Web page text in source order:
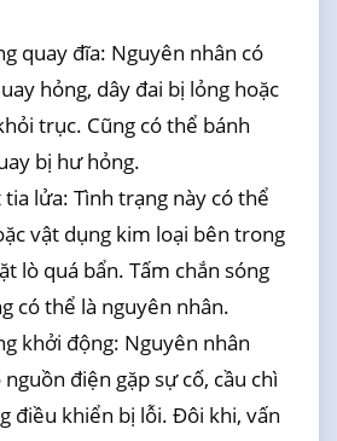
quay đĩa: Nguyên nhân có
hỏng, dây đai bị lỏng hoặc
trục. Cũng có thể bánh
bị hư hỏng.
lửa: Tình trạng này có thể
vật dụng kim loại bên trong
lò quá bẩn. Tấm chắn sóng
có thể là nguyên nhân.
khởi động: Nguyên nhân
điện gặp sự cố, cầu chì
điều khiển bị lỗi. Đôi khi, vấn